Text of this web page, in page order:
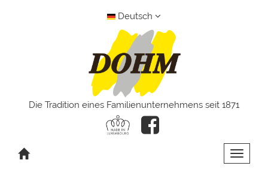
Deutsch
Die Tradition eines Familienunternehmens seit 1871
Toggle